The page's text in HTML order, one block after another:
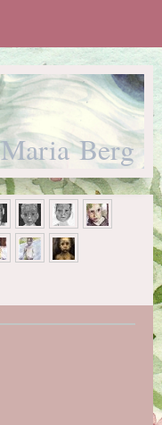
Maria Berg